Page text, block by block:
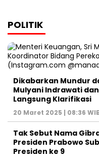
POLITIK
Dikabarkan Mundur
Mulyani Indrawati
Langsung Klarifikasi
20 Maret 2025 | 08:36
Tak Sebut Nama
Presiden Prabowo
Presiden ke 9